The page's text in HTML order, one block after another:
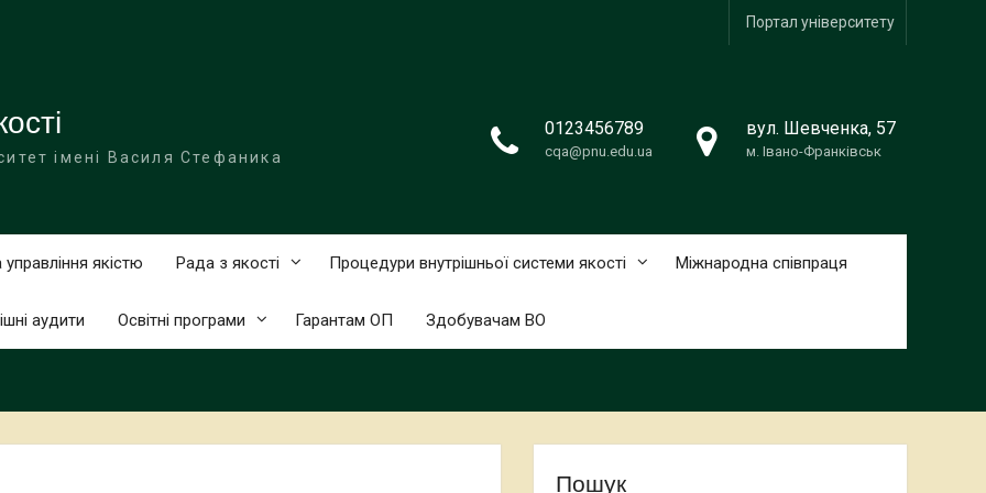
Портал університету
імені Василя Стефаника
0123456789
cqa@pnu.edu.ua
вул. Шевченка, 57
м. Івано-Франківськ
якістю Рада з якості Процедури внутрішньої системи якості Міжнародна співпраця
аудити Освітні програми Гарантам ОП Здобувачам ВО
Пошук